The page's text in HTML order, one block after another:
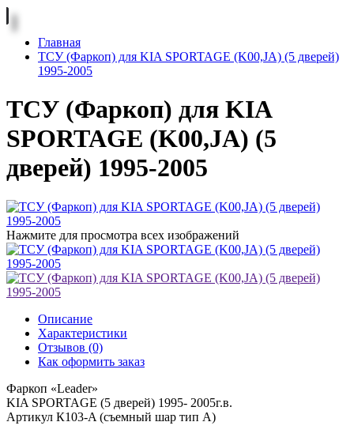
Главная
ТСУ (Фаркоп) для KIA SPORTAGE (K00,JA) (5 дверей)
1995-2005
ТСУ (Фаркоп) для KIA
SPORTAGE (K00,JA) (5
дверей) 1995-2005
Нажмите для просмотра всех изображений
Описание
Характеристики
Отзывов (0)
Как оформить заказ
Фаркоп «Leader»
KIA SPORTAGE (5 дверей) 1995- 2005г.в.
Артикул К103-A (съемный шар тип A)